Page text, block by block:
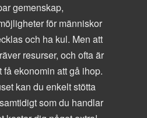
gemenskap,
för människor
och ha kul. Men att
resurser, och ofta är
ekonomin att gå ihop.
kan du enkelt stötta
som du handlar